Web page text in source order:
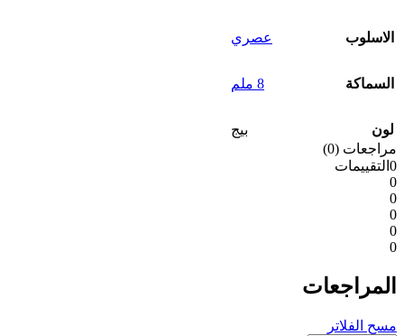
الاسلوب عصري
السماكة 8 ملم
لون
بيج
مراجعات (0)
0التقييمات
0
0
0
0
0
المراجعات
مسح الفلاتر